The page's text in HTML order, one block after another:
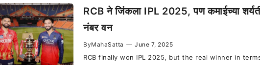
RCB ने जिंकला IPL 2025, पण कमाईच्या
नंबर वन
ByMahaSatta — June 7, 2025
RCB finally won IPL 2025, but the real winner in